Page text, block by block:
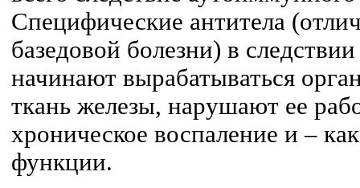
Специфические антитела
базедовой болезни) в
начинают вырабатываться
ткань железы, нарушают ее
хроническое воспаление и –
функции.